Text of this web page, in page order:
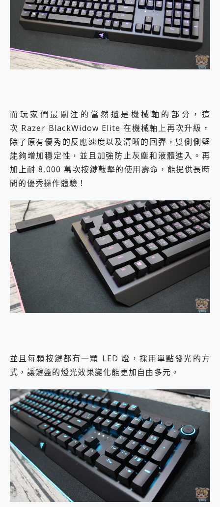
而玩家們最關注的當然還是機械軸的部分，這
次 Razer BlackWidow Elite 在機械軸上再次升級，
除了原有優秀的反應速度以及清晰的回彈，雙側側壁
能夠增加穩定性，並且加強防止灰塵和液體進入。再
加上耐 8,000 萬次按鍵敲擊的使用壽命，能提供長時
間的優秀操作體驗！
並且每顆按鍵都有一顆 LED 燈，採用單點發光的方
式，讓鍵盤的燈光效果變化能更加自由多元。